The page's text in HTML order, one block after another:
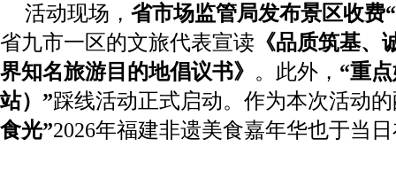
活动现场， 省市场监管局发布景区收费
省九市一区的文旅代表宣读 《品质筑基
界知名旅游目的地倡议书》 。此外， “重
站）”踩线活动正式启动。作为本次活动
食光”2026年福建非遗美食嘉年华也于当